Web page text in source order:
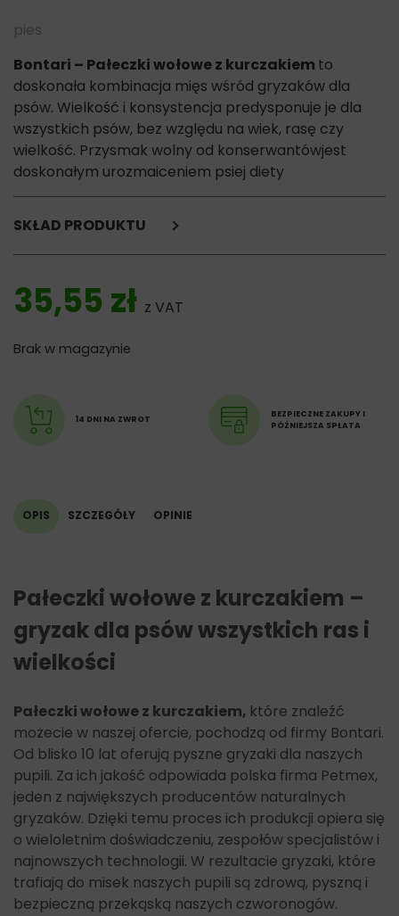
pies
Bontari – Pałeczki wołowe z kurczakiem to
doskonała kombinacja mięs wśród gryzaków dla
psów. Wielkość i konsystencja predysponuje je dla
wszystkich psów, bez względu na wiek, rasę czy
wielkość. Przysmak wolny od konserwantówjest
doskonałym urozmaiceniem psiej diety
SKŁAD PRODUKTU
skrobia 6%,
białko pochodzenia roślinnego 2%,
sorbitol 2%,
Składniki analityczne:
białko surowe 52%,
35,55 zł z VAT
Brak w magazynie
14 DNI NA ZWROT
BEZPIECZNE ZAKUPY I
PÓŹNIEJSZA SPŁATA
OPIS SZCZEGÓŁY OPINIE
Pałeczkiwołowe z kurczakiem –
gryzak dla psów wszystkich ras i
wielkości
Pałeczki wołowe z kurczakiem, które znaleźć
możecie w naszej ofercie, pochodzą od firmy Bontari.
Od blisko 10 lat oferują pyszne gryzaki dla naszych
pupili. Za ich jakość odpowiada polska firma Petmex,
jeden z największych producentów naturalnych
gryzaków. Dzięki temu proces ich produkcji opiera się
o wieloletnim doświadczeniu, zespołów specjalistów i
najnowszych technologii. W rezultacie gryzaki, które
trafiają do misek naszych pupili są zdrową, pyszną i
bezpieczną przekąską naszych czworonogów.